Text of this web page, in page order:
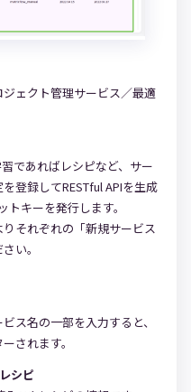
ェクト管理サービス／最適
であればレシピなど、サー
登録してRESTful APIを生成
トキーを発行します。
それぞれの「新規サービス
い。
ス名の一部を入力すると、
されます。
シピ